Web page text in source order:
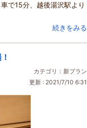
で15分、越後湯沢駅より
続きをみる
カテゴリ：新プラン
更新 : 2021/7/10 6:31